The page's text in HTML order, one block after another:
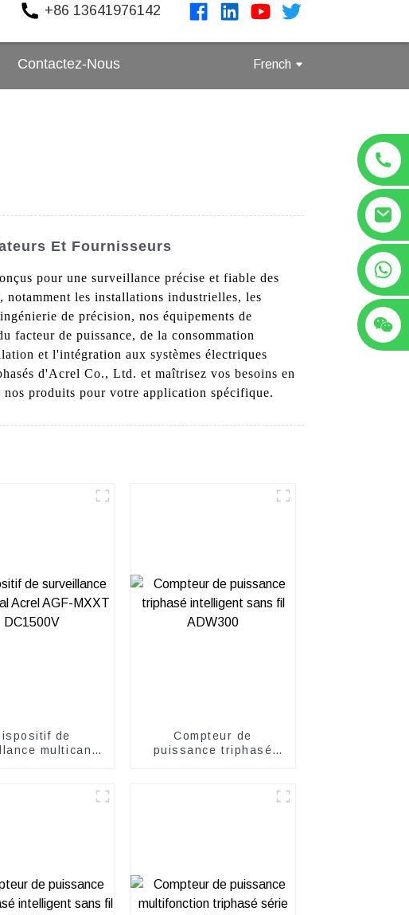
+86 13641976142
Contactez-Nous French
Et Fournisseurs
pour une surveillance précise et fiable des
notamment les installations industrielles, les
de précision, nos équipements de
facteur de puissance, de la consommation
et l'intégration aux systèmes électriques
d'Acrel Co., Ltd. et maîtrisez vos besoins en
produits pour votre application spécifique.
de
multicanal
Compteur de
puissance triphasé